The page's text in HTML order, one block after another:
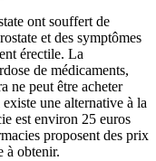
ont souffert de
et des symptômes
érectile. La
de médicaments,
ne peut être acheter
une alternative à la
est environ 25 euros
proposent des prix
à obtenir.